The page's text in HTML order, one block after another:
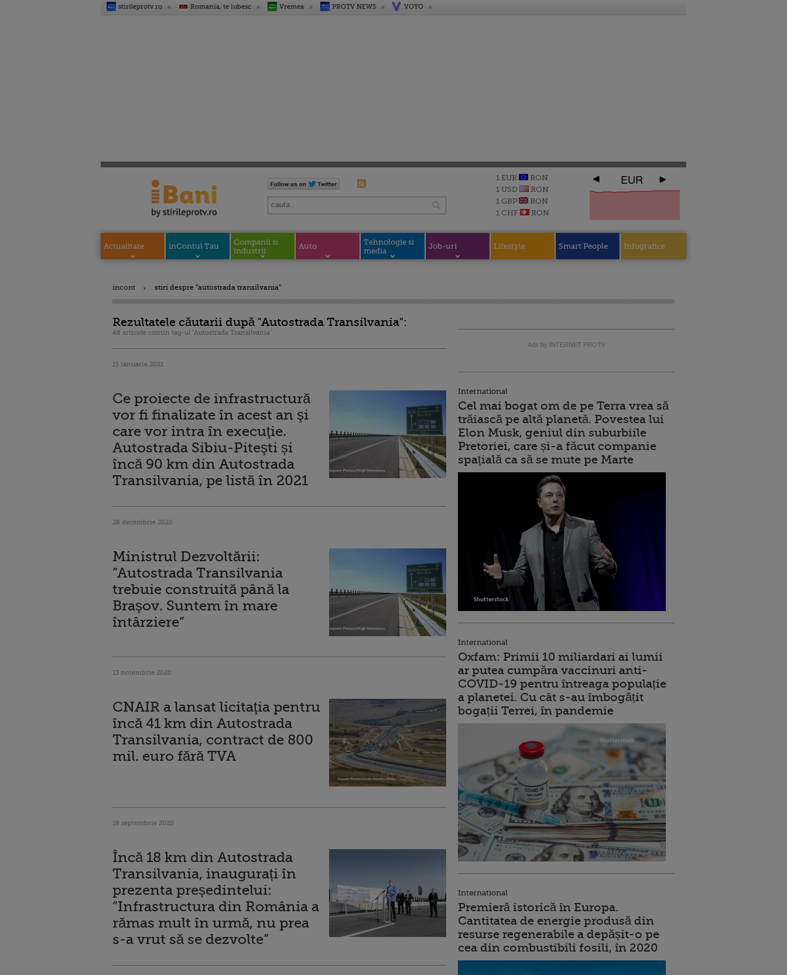
stirileprotv.ro Romania, te iubesc Vremea PROTV NEWS VOYO
1 EUR
RON
1 USD
RON
1 GBP
RON
1 CHF
RON
EUR
Actualitate inContul Tau
Companii si
industrii
Auto
Tehnologie si
media
Job-uri Lifestyle Smart People Infografice
incont stiri despre "autostrada transilvania"
Rezultatele căutarii după "Autostrada Transilvania":
48 articole contin tag-ul "Autostrada Transilvania"
15 ianuarie 2021
Ce proiecte de infrastructură
vor fi finalizate în acest an şi
care vor intra în execuţie.
Autostrada Sibiu-Piteşti și
încă 90 km din Autostrada
Transilvania, pe listă în 2021
28 decembrie 2020
Ministrul Dezvoltării:
”Autostrada Transilvania
trebuie construită până la
Braşov. Suntem în mare
întârziere”
13 noiembrie 2020
CNAIR a lansat licitaţia pentru
încă 41 km din Autostrada
Transilvania, contract de 800
mil. euro fără TVA
18 septembrie 2020
Încă 18 km din Autostrada
Transilvania, inaugurați în
prezenta președintelui:
”Infrastructura din România a
rămas mult în urmă, nu prea
s-a vrut să se dezvolte”
Ads by INTERNET PROTV
International
Cel mai bogat om de pe Terra vrea să
trăiască pe altă planetă. Povestea lui
Elon Musk, geniul din suburbiile
Pretoriei, care și-a făcut companie
spațială ca să se mute pe Marte
International
Oxfam: Primii 10 miliardari ai lumii
ar putea cumpăra vaccinuri anti-
COVID-19 pentru întreaga populație
a planetei. Cu cât s-au îmbogățit
bogații Terrei, în pandemie
International
Premieră istorică în Europa.
Cantitatea de energie produsă din
resurse regenerabile a depășit-o pe
cea din combustibili fosili, în 2020